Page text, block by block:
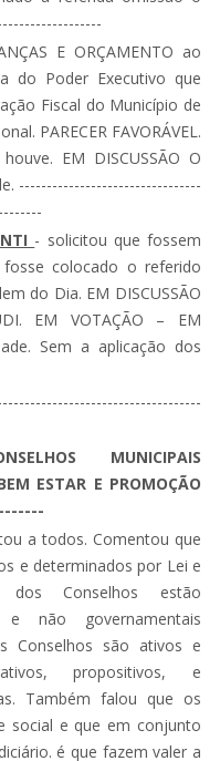
E ORÇAMENTO ao
do Poder Executivo que
Fiscal do Município de
PARECER FAVORÁVEL.
EM DISCUSSÃO O
---------------------------------
- solicitou que fossem
colocado o referido
do Dia. EM DISCUSSÃO
EM VOTAÇÃO – EM
Sem a aplicação dos
MUNICIPAIS
ESTAR E PROMOÇÃO
a todos. Comentou que
e determinados por Lei e
Conselhos estão
e não governamentais
Conselhos são ativos e
propositivos, e
Também falou que os
social e que em conjunto
é que fazem valer a